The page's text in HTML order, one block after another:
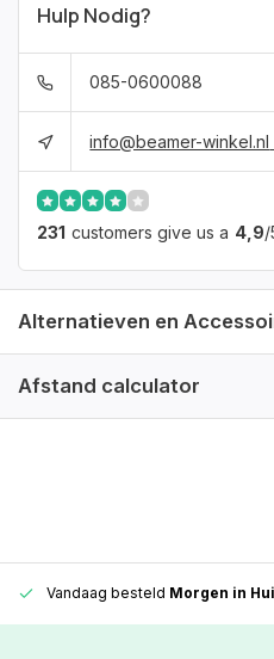
Hulp Nodig?
085-0600088
info@beamer-winkel.nl
231 customers give us a 4,9/
Alternatieven en
Afstand calculator
Vandaag besteld Morgen in